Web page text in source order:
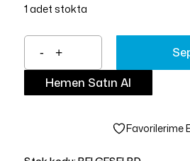
1 adet stokta
Hemen Satın Al
Favorilerime